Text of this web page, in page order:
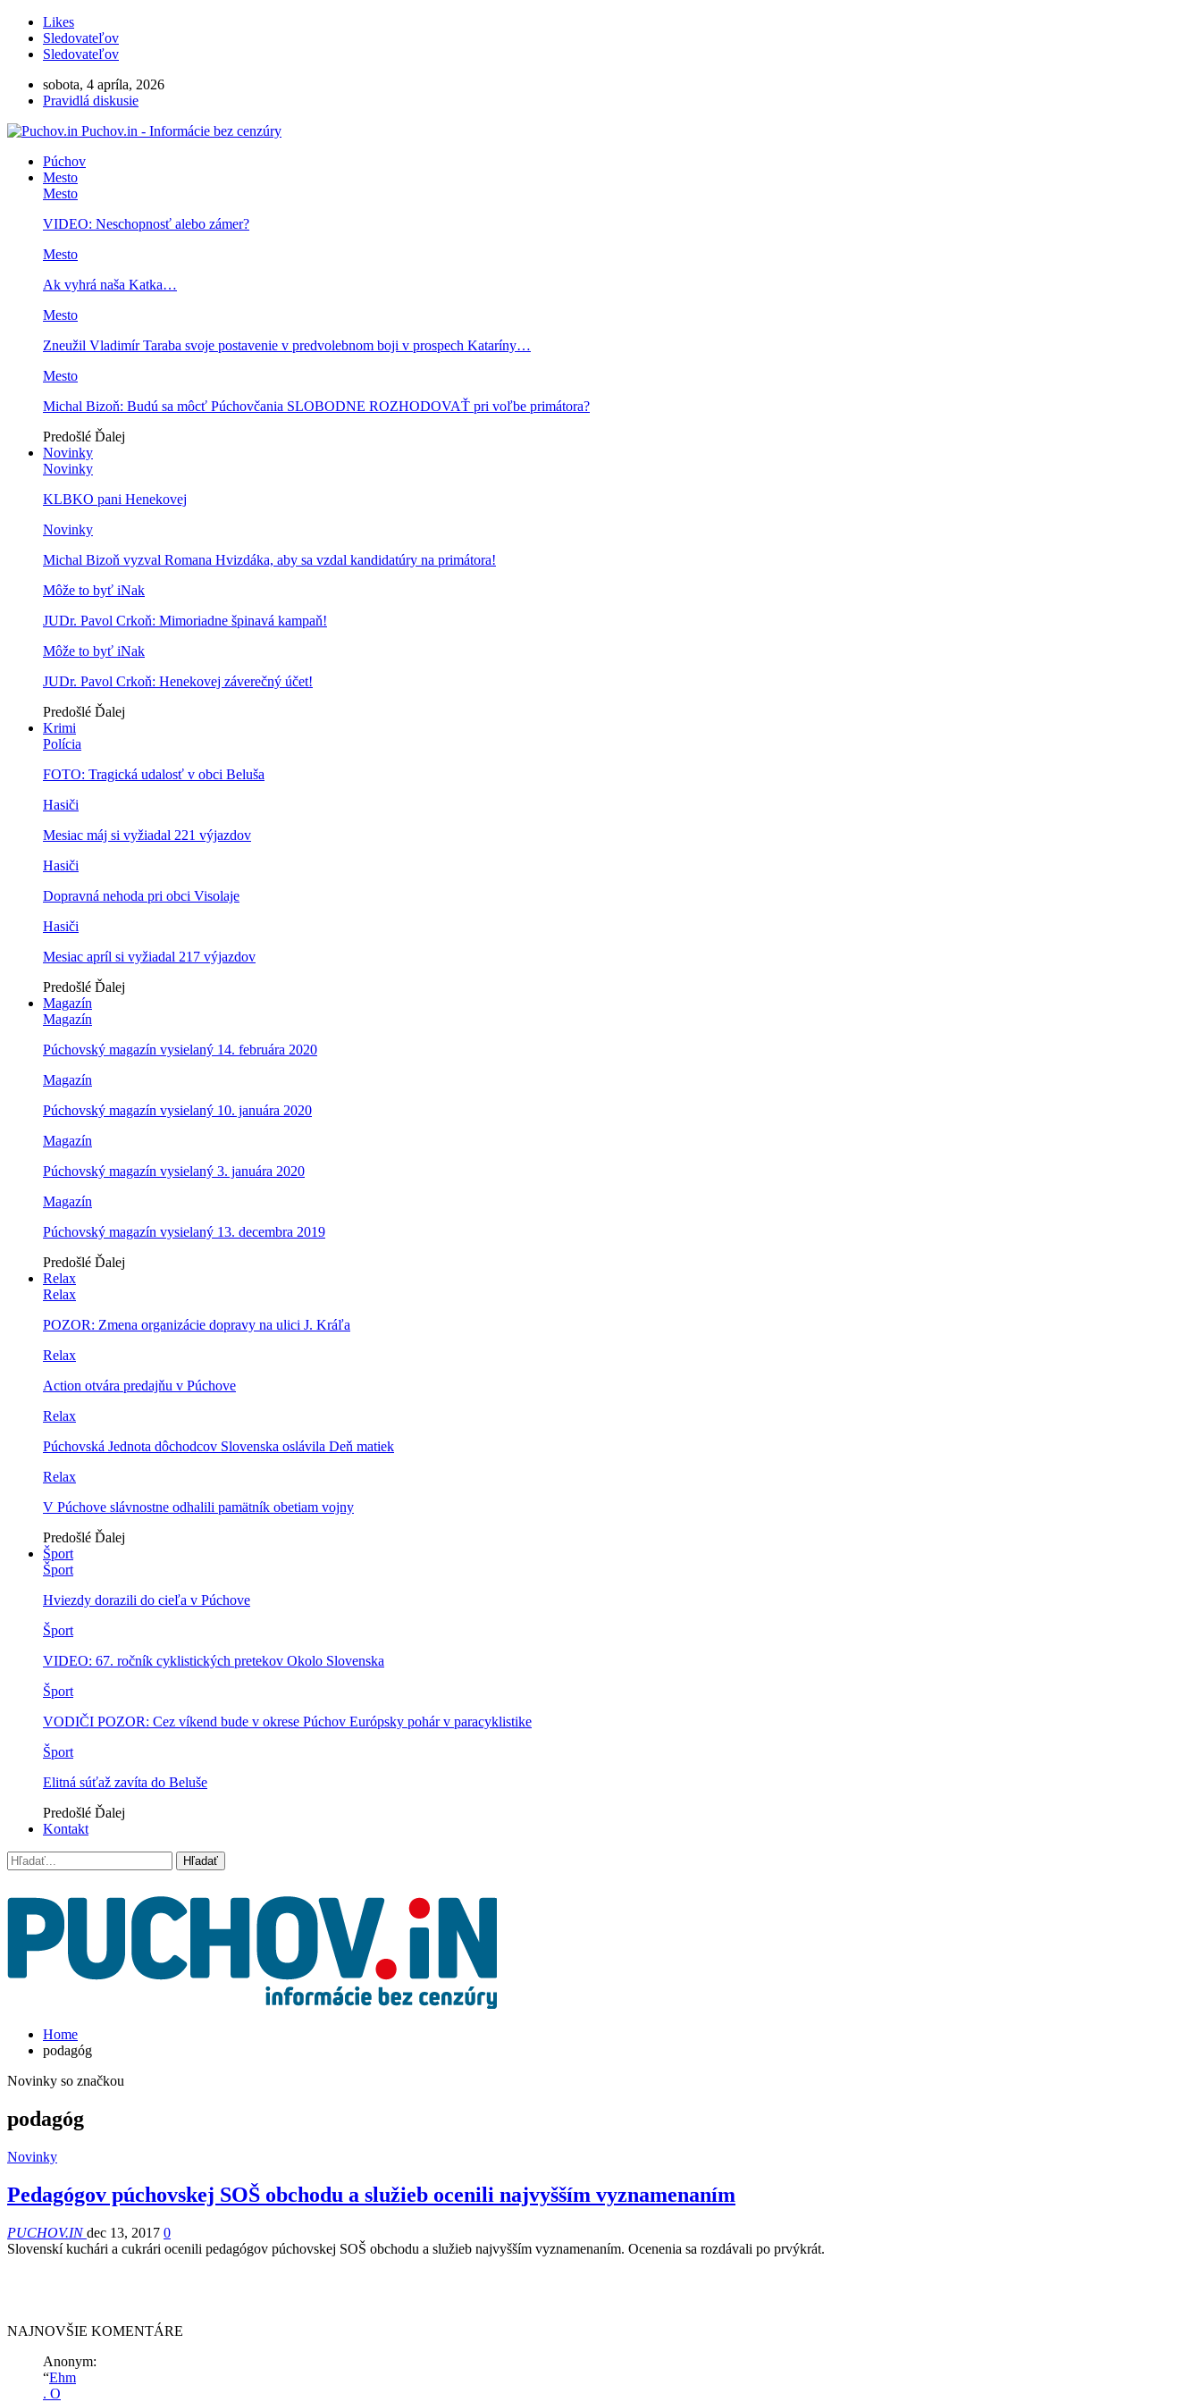
Likes
Sledovateľov
Sledovateľov
sobota, 4 apríla, 2026
Pravidlá diskusie
Puchov.in - Informácie bez cenzúry
Púchov
Mesto
Mesto
VIDEO: Neschopnosť alebo zámer?
Mesto
Ak vyhrá naša Katka…
Mesto
Zneužil Vladimír Taraba svoje postavenie v predvolebnom boji v prospech Kataríny…
Mesto
Michal Bizoň: Budú sa môcť Púchovčania SLOBODNE ROZHODOVAŤ pri voľbe primátora?
Predošlé Ďalej
Novinky
Novinky
KLBKO pani Henekovej
Novinky
Michal Bizoň vyzval Romana Hvizdáka, aby sa vzdal kandidatúry na primátora!
Môže to byť iNak
JUDr. Pavol Crkoň: Mimoriadne špinavá kampaň!
Môže to byť iNak
JUDr. Pavol Crkoň: Henekovej záverečný účet!
Predošlé Ďalej
Krimi
Polícia
FOTO: Tragická udalosť v obci Beluša
Hasiči
Mesiac máj si vyžiadal 221 výjazdov
Hasiči
Dopravná nehoda pri obci Visolaje
Hasiči
Mesiac apríl si vyžiadal 217 výjazdov
Predošlé Ďalej
Magazín
Magazín
Púchovský magazín vysielaný 14. februára 2020
Magazín
Púchovský magazín vysielaný 10. januára 2020
Magazín
Púchovský magazín vysielaný 3. januára 2020
Magazín
Púchovský magazín vysielaný 13. decembra 2019
Predošlé Ďalej
Relax
Relax
POZOR: Zmena organizácie dopravy na ulici J. Kráľa
Relax
Action otvára predajňu v Púchove
Relax
Púchovská Jednota dôchodcov Slovenska oslávila Deň matiek
Relax
V Púchove slávnostne odhalili pamätník obetiam vojny
Predošlé Ďalej
Šport
Šport
Hviezdy dorazili do cieľa v Púchove
Šport
VIDEO: 67. ročník cyklistických pretekov Okolo Slovenska
Šport
VODIČI POZOR: Cez víkend bude v okrese Púchov Európsky pohár v paracyklistike
Šport
Elitná súťaž zavíta do Beluše
Predošlé Ďalej
Kontakt
Home
podagóg
Novinky so značkou
podagóg
Novinky
Pedagógov púchovskej SOŠ obchodu a služieb ocenili najvyšším vyznamenaním
PUCHOV.INdec 13, 2017 0
Slovenskí kuchári a cukrári ocenili pedagógov púchovskej SOŠ obchodu a služieb najvyšším vyznamenaním. Ocenenia sa rozdávali po prvýkrát.
NAJNOVŠIE KOMENTÁRE
Anonym:
“Ehm
. O